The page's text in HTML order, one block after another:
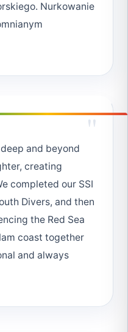
Nurkowanie
każdemu
Alam. Do
"
and beyond
creating
completed our SSI
Divers, and then
the Red Sea
coast together
and always